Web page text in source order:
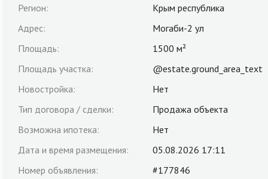
Регион:
Крым республика
Адрес:
Могаби-2 ул
Площадь:
1500 м²
Площадь участка:
@estate.ground_area_text
Новостройка:
Нет
Тип договора / сделки:
Продажа объекта
Возможна ипотека:
Нет
Дата и время размещения:
05.08.2026 17:11
Номер объявления:
#177846